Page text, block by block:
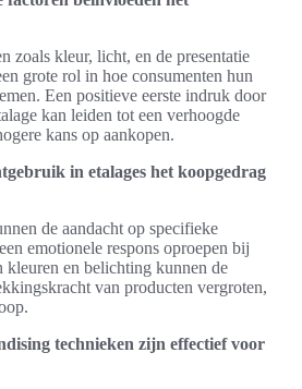
zoals kleur, licht, en de presentatie
grote rol in hoe consumenten hun
Een positieve eerste indruk door
kan leiden tot een verhoogde
kans op aankopen.
in etalages het koopgedrag
de aandacht op specifieke
emotionele respons oproepen bij
kleuren en belichting kunnen de
van producten vergroten,
technieken zijn effectief voor